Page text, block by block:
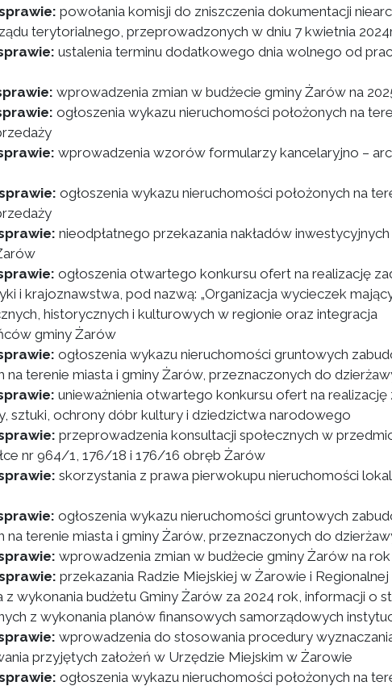
powołania komisji do zniszczenia dokumentacji
terytorialnego, przeprowadzonych w dniu 7 kwietnia
ustalenia terminu dodatkowego dnia wolnego od
wprowadzenia zmian w budżecie gminy Żarów na
ogłoszenia wykazu nieruchomości położonych na
wprowadzenia wzorów formularzy kancelaryjno –
ogłoszenia wykazu nieruchomości położonych na
nieodpłatnego przekazania nakładów
ogłoszenia otwartego konkursu ofert na realizację
i krajoznawstwa, pod nazwą: „Organizacja wycieczek
historycznych i kulturowych w regionie oraz integracja
gminy Żarów
ogłoszenia wykazu nieruchomości gruntowych
na terenie miasta i gminy Żarów, przeznaczonych do
unieważnienia otwartego konkursu ofert na realizację
sztuki, ochrony dóbr kultury i dziedzictwa narodowego
przeprowadzenia konsultacji społecznych w
nr 964/1, 176/18 i 176/16 obręb Żarów
skorzystania z prawa pierwokupu nieruchomości
ogłoszenia wykazu nieruchomości gruntowych
na terenie miasta i gminy Żarów, przeznaczonych do
wprowadzenia zmian w budżecie gminy Żarów na rok
przekazania Radzie Miejskiej w Żarowie i Regionalnej
wykonania budżetu Gminy Żarów za 2024 rok, informacji o
z wykonania planów finansowych samorządowych
wprowadzenia do stosowania procedury
przyjętych założeń w Urzędzie Miejskim w Żarowie
ogłoszenia wykazu nieruchomości położonych na